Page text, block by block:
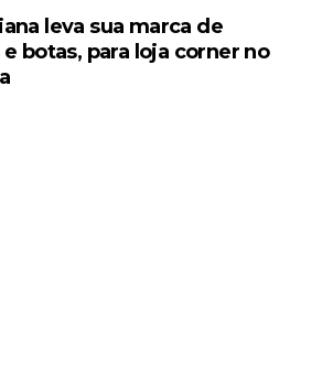
leva sua marca de
e botas, para loja corner no